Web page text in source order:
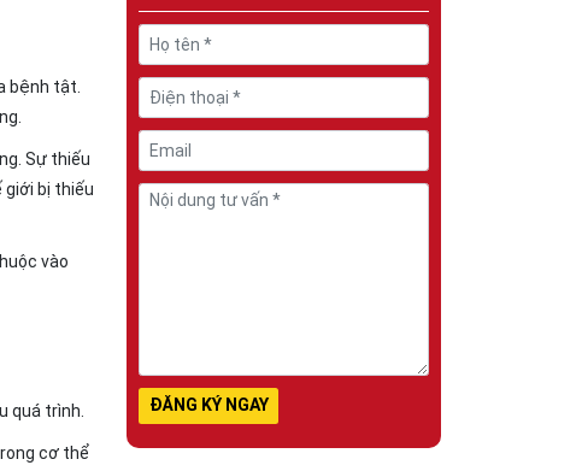
bệnh tật.
Sự thiếu
bị thiếu
vào
quá trình.
cơ thể